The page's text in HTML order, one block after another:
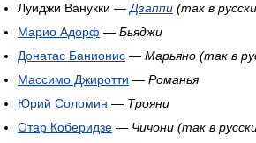
Луиджи Ванукки — Дзаппи (так в
Марио Адорф — Бьяджи
Донатас Банионис — Марьяно (так в
Массимо Джиротти — Романья
Юрий Соломин — Трояни
Отар Коберидзе — Чичони (так в